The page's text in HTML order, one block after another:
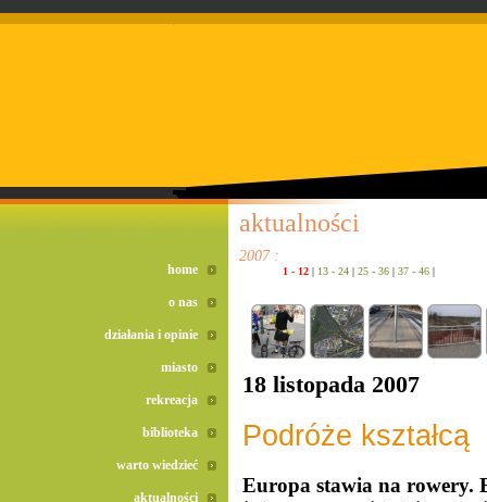
aktualności
2007 :
1 - 12 | 13 - 24 | 25 - 36 | 37 - 46 |
18 listopada 2007
Podróże kształcą
Europa stawia na rowery.
home
o nas
działania i opinie
miasto
rekreacja
biblioteka
warto wiedzieć
aktualności